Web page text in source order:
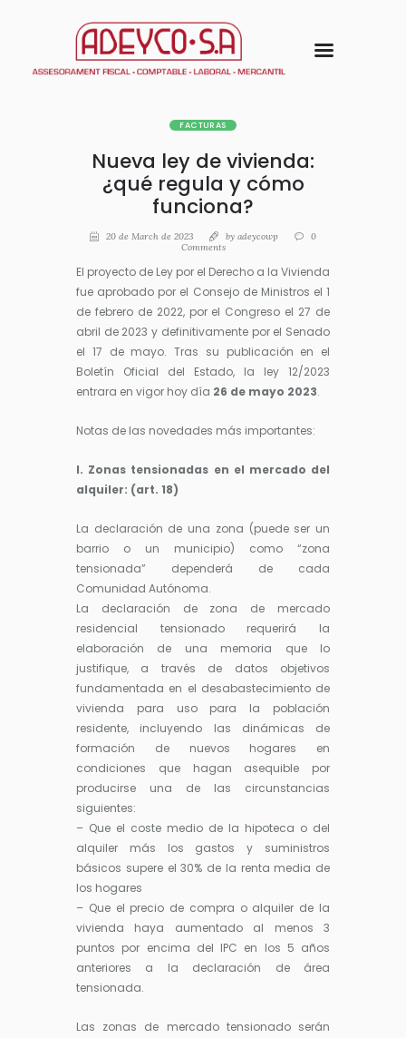
FACTURAS
Nueva ley de vivienda:
¿qué regula y cómo
funciona?
20 de March de 2023 by adeycowp
0
Comments
El proyecto de Ley por el Derecho a la Vivienda
fue aprobado por el Consejo de Ministros el 1
de febrero de 2022, por el Congreso el 27 de
abril de 2023 y definitivamente por el Senado
el 17 de mayo. Tras su publicación en el
Boletín Oficial del Estado, la ley 12/2023
entrara en vigor hoy día 26 de mayo 2023.
Notas de las novedades más importantes:
I. Zonas tensionadas en el mercado del
alquiler: (art. 18)
La declaración de una zona (puede ser un
barrio o un municipio) como “zona
tensionada” dependerá de cada
Comunidad Autónoma.
La declaración de zona de mercado
residencial tensionado requerirá la
elaboración de una memoria que lo
justifique, a través de datos objetivos
fundamentada en el desabastecimiento de
vivienda para uso para la población
residente, incluyendo las dinámicas de
formación de nuevos hogares en
condiciones que hagan asequible por
producirse una de las circunstancias
siguientes:
– Que el coste medio de la hipoteca o del
alquiler más los gastos y suministros
básicos supere el 30% de la renta media de
los hogares
– Que el precio de compra o alquiler de la
vivienda haya aumentado al menos 3
puntos por encima del IPC en los 5 años
anteriores a la declaración de área
tensionada.
Las zonas de mercado tensionado serán